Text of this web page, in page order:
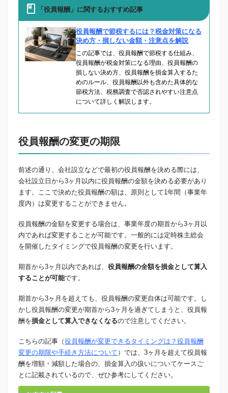
「役員報酬」に関するおすすめ記事
役員報酬で節税するには？税金対策になる
決め方・損しない金額・注意点を解説
この記事では、役員報酬で節税する仕組み、
役員報酬が税金対策になる理由、役員報酬の
損しない決め方、役員報酬を損金算入するた
めのルール、役員報酬以外も含めた具体的な
節税方法、税務調査で否認されやすい注意点
について詳しく解説します。
役員報酬の変更の期限
前述の通り、会社設立などで最初の役員報酬を決める際には、
会社設立日から3ヶ月以内に役員報酬の金額を決める必要があり
ます。ここで決めた役員報酬の額は、原則として1年間（事業年
度内）は変更することができません。
役員報酬の金額を変更する場合は、事業年度の期首から3ヶ月以
内であれば変更することが可能です。一般的には定時株主総会
を開催したタイミングで役員報酬の変更を行います。
期首から3ヶ月以内であれば、 役員報酬の全額を損金として算入
することが可能です。
期首から3ヶ月を超えても、役員報酬の変更自体は可能です。し
かし役員報酬の変更が期首から3ヶ月を過ぎてしまうと、役員報
酬を損金として算入できなくなるので注意してください。
こちらの記事（役員報酬が変更できるタイミングは？役員報酬
変更の期限や手続き方法について ）では、3ヶ月を超えて役員報
酬を増額・減額した場合の、損金算入の扱いについてケースご
とに記載されているので、ぜひ参考にしてください。